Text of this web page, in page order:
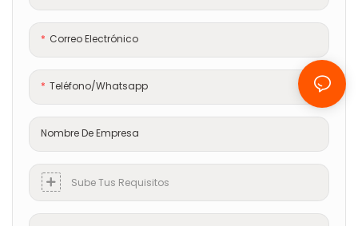
Correo Electrónico
Teléfono/whatsapp
Nombre De Empresa
Sube Tus Requisitos